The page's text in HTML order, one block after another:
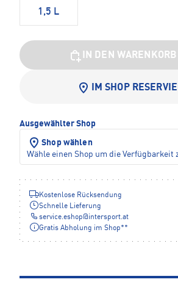
1,5 L
IN DEN WARENKORB
IM SHOP
Ausgewählter Shop
Shop wählen
Wähle einen Shop um die Verfügbarkeit
Kostenlose Rücksendung
Schnelle Lieferung
service.eshop@intersport.at
Gratis Abholung im Shop**